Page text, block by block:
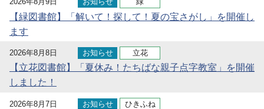
【緑図書館】「解いて！探して！夏の宝さがし」を開催し
ます
2026年8月8日 お知らせ 立花
【立花図書館】「夏休み！たちばな親子点字教室」を開催
しました！
2026年8月7日 お知らせ ひきふね